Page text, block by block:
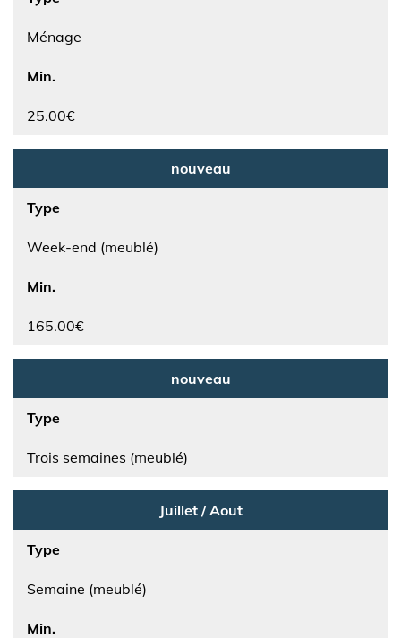
Ménage
Min.
25.00€
nouveau
Type
Week-end (meublé)
Min.
165.00€
nouveau
Type
Trois semaines (meublé)
Juillet / Aout
Type
Semaine (meublé)
Min.